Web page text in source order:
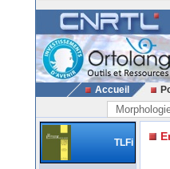
Accueil
TLFi